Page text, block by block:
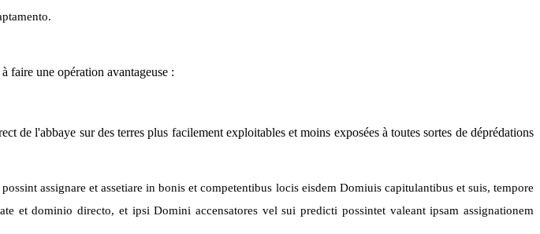
faire une opération avantageuse :
l'abbaye sur des terres plus facilement exploitables et moins exposées à toutes sortes de déprédations
assignare et assetiare in bonis et competentibus locis eisdem Domiuis capitulantibus et suis, tempore
et dominio directo, et ipsi Domini accensatores vel sui predicti possintet valeant ipsam assignationem